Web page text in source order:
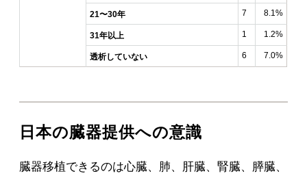
21〜30年 7 8.1%
31年以上 1 1.2%
透析していない 6 7.0%
日本の臓器提供への意識
臓器移植できるのは心臓、肺、肝臓、腎臓、膵臓、